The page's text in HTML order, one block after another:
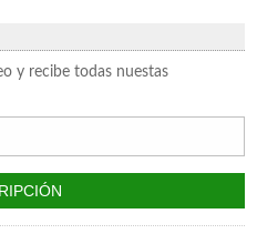
y recibe todas nuestas